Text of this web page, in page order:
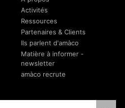
Activités
Ressources
Partenaires & Clients
Ils parlent d'amàco
Matière à informer -
newsletter
amàco recrute